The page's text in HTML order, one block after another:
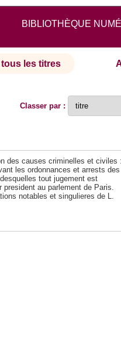
BIBLIOTHÈQUE
les titres
Classer par :
des causes criminelles et civiles :
les ordonnances et arrests des
tout jugement est
au parlement de Paris.
notables et singulieres de L.